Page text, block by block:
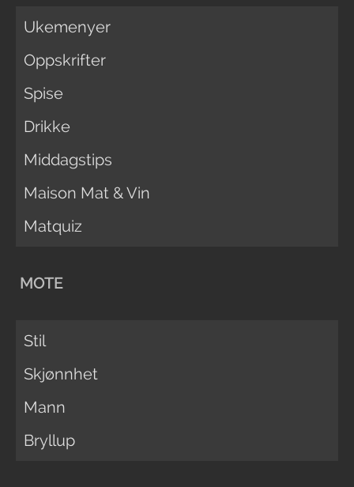
Ukemenyer
Oppskrifter
Spise
Drikke
Middagstips
Maison Mat & Vin
Matquiz
MOTE
Stil
Skjønnhet
Mann
Bryllup